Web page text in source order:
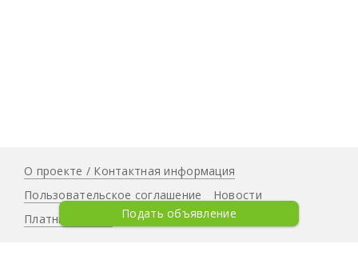
Подать объявление
О проекте / Контактная информация
Пользовательское соглашение
Новости
Платные услуги